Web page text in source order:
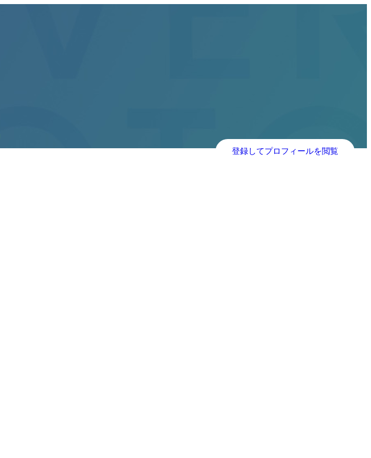
登録してプロフィールを閲覧